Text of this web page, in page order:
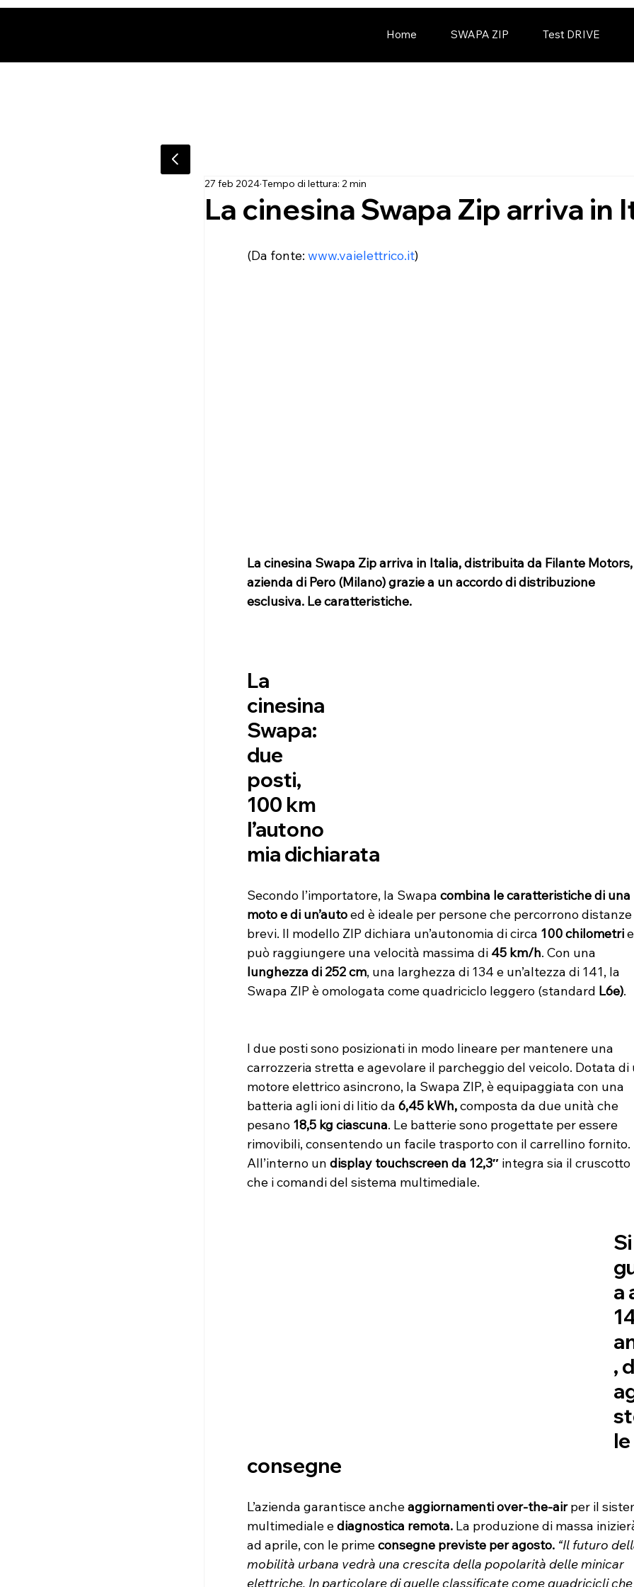
Home SWAPA ZIP Test DRIVE
La cinesina Swapa Zip arriva in
27 feb 2024Tempo di lettura: 2 min
(Da fonte: www.vaielettrico.it)
La cinesina Swapa Zip arriva in Italia, distribuita da Filante Motors,
azienda di Pero (Milano) grazie a un accordo di distribuzione
esclusiva. Le caratteristiche.
La
cinesina
Swapa:
due
posti,
100 km
l’autono
mia dichiarata
Secondo l’importatore, la Swapa combina le caratteristiche di una
moto e di un’auto ed è ideale per persone che percorrono distanze
brevi. Il modello ZIP dichiara un’autonomia di circa 100 chilometri e
può raggiungere una velocità massima di 45 km/h. Con una
lunghezza di 252 cm, una larghezza di 134 e un’altezza di 141, la
Swapa ZIP è omologata come quadriciclo leggero (standard L6e).
I due posti sono posizionati in modo lineare per mantenere una
carrozzeria stretta e agevolare il parcheggio del veicolo. Dotata di
motore elettrico asincrono, la Swapa ZIP, è equipaggiata con una
batteria agli ioni di litio da 6,45 kWh, composta da due unità che
pesano 18,5 kg ciascuna. Le batterie sono progettate per essere
rimovibili, consentendo un facile trasporto con il carrellino fornito.
All’interno un display touchscreen da 12,3″ integra sia il cruscotto
che i comandi del sistema multimediale.
Si
a
,
le
consegne
L’azienda garantisce anche aggiornamenti over-the-air per il
multimediale e diagnostica remota. La produzione di massa
ad aprile, con le prime consegne previste per agosto. “Il futuro
mobilità urbana vedrà una crescita della popolarità delle minicar
elettriche. In particolare di quelle classificate come quadricicli che